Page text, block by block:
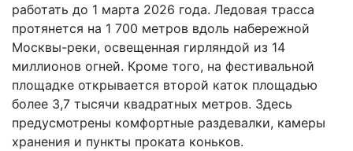
работать до 1 марта 2026 года. Ледовая трасса
протянется на 1 700 метров вдоль набережной
Москвы-реки, освещенная гирляндой из 14
миллионов огней. Кроме того, на фестивальной
площадке открывается второй каток площадью
более 3,7 тысячи квадратных метров. Здесь
предусмотрены комфортные раздевалки, камеры
хранения и пункты проката коньков.